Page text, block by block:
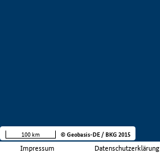
Impressum Datenschutzerklärung
100 km © Geobasis-DE / BKG 2015